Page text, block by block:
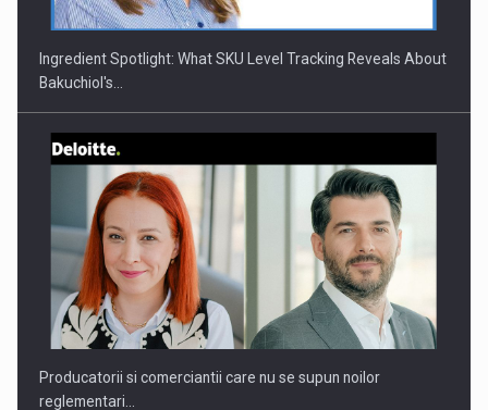
Webinar - Business Evolution-RETHINK STRATEGY-Finantare
Investitii Digitalizare
Ingredient Spotlight: What SKU Level Tracking Reveals About
Bakuchiol's…
Producatorii si comerciantii care nu se supun noilor
reglementari…